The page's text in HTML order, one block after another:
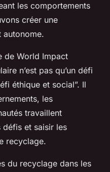
les comportements
créer une
autonome.
de World Impact
n’est pas qu’un défi
éthique et social”. Il
les
travaillent
défis et saisir les
recyclage.
du recyclage dans les